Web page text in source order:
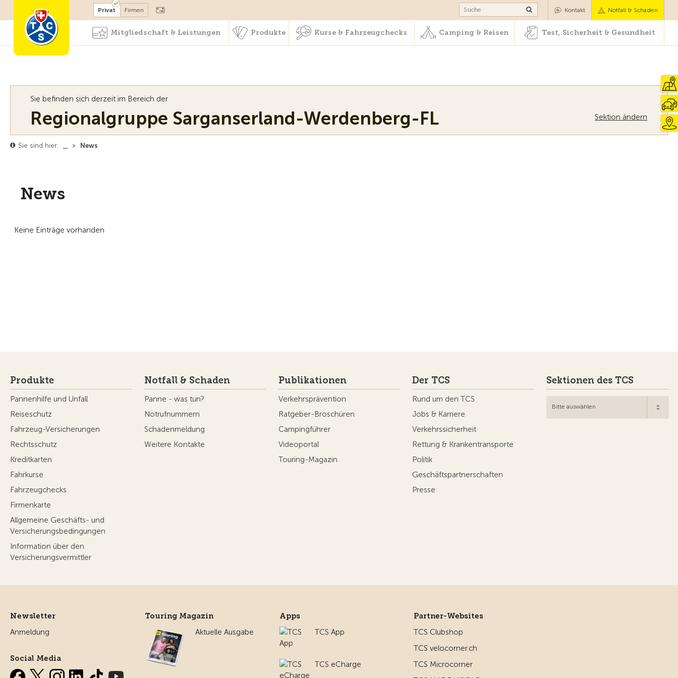
Mitglied werden Camping & Reisen Test, Sicherheit & Gesundheit
Privat Firmen Kontakt Notfall & Schaden
Mitgliedschaft & Leistungen Produkte Kurse & Fahrzeugchecks Camping & Reisen Test, Sicherheit & Gesundheit
Sie befinden sich derzeit im Bereich der
Regionalgruppe Sarganserland-Werdenberg-FL Sektion ändern
Sie sind hier: … » News
News
Keine Einträge vorhanden
Produkte
Pannenhilfe und Unfall
Reiseschutz
Fahrzeug-Versicherungen
Rechtsschutz
Kreditkarten
Fahrkurse
Fahrzeugchecks
Firmenkarte
Allgemeine Geschäfts- und
Versicherungsbedingungen
Information über den
Versicherungsvermittler
Notfall & Schaden
Panne - was tun?
Notrufnummern
Schadenmeldung
Weitere Kontakte
Publikationen
Verkehrsprävention
Ratgeber-Broschüren
Campingführer
Videoportal
Touring-Magazin
Der TCS
Rund um den TCS
Jobs & Karriere
Verkehrssicherheit
Rettung & Krankentransporte
Politik
Geschäftspartnerschaften
Presse
Sektionen des TCS
Bitte auswählen
Newsletter
Anmeldung
Social Media
Touring Magazin
Aktuelle Ausgabe
Apps
TCS App
TCS eCharge
Partner-Websites
TCS Clubshop
TCS velocorner.ch
TCS Microcorner